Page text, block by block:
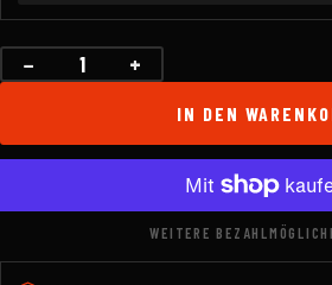
−
Menge +
IN DEN
WEITERE